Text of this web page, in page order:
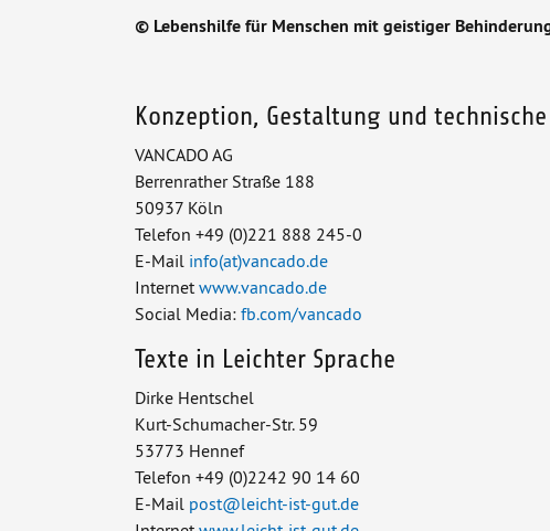
© Lebenshilfe für Menschen mit geistiger
Konzeption, Gestaltung und
VANCADO AG
Berrenrather Straße 188
50937 Köln
Telefon +49 (0)221 888 245-0
E-Mail info(at)vancado.de
Internet www.vancado.de
Social Media: fb.com/vancado
Texte in Leichter Sprache
Dirke Hentschel
Kurt-Schumacher-Str. 59
53773 Hennef
Telefon +49 (0)2242 90 14 60
E-Mail post@leicht-ist-gut.de